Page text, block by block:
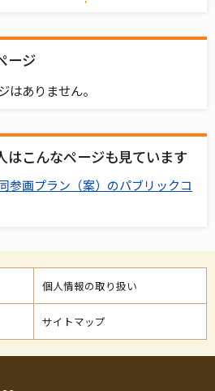
ージ
はありません。
はこんなページも見ています
参画プラン（案）のパブリックコ
個人情報の取り扱い
サイトマップ